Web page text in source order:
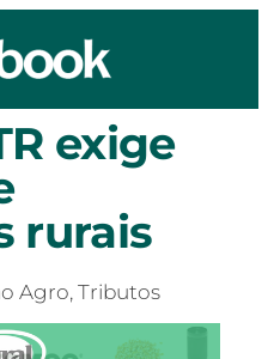
exige
rurais
Agro, Tributos